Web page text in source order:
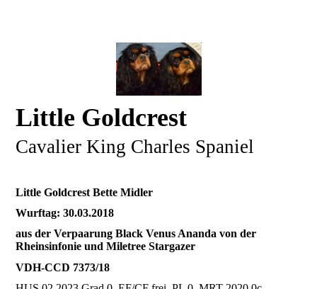
Little Goldcrest
Cavalier King Charles Spaniel
Little Goldcrest Bette Midler
Wurftag: 30.03.2018
aus der Verpaarung Black Venus Ananda von der
Rheinsinfonie und Miletree Stargazer
VDH-CCD 7373/18